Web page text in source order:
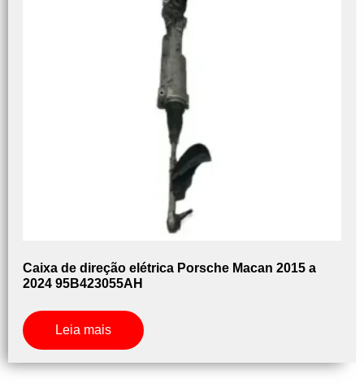
Caixa de direção elétrica Porsche Macan 2015 a
2024 95B423055AH
Leia mais